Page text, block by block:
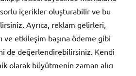
içerikler oluşturabilir ve bu
Ayrıca, reklam gelirleri,
ve etkileşim başına ödeme gibi
de değerlendirebilirsiniz. Kendi
olarak büyütmenin zaman alıcı